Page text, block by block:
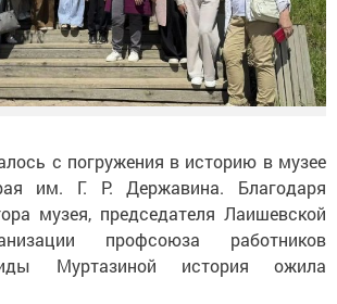
с погружения в историю в музее
им.
Г. Р. Державина. Благодаря
музея, председателя Лаишевской
профсоюза работников
Муртазиной история ожила